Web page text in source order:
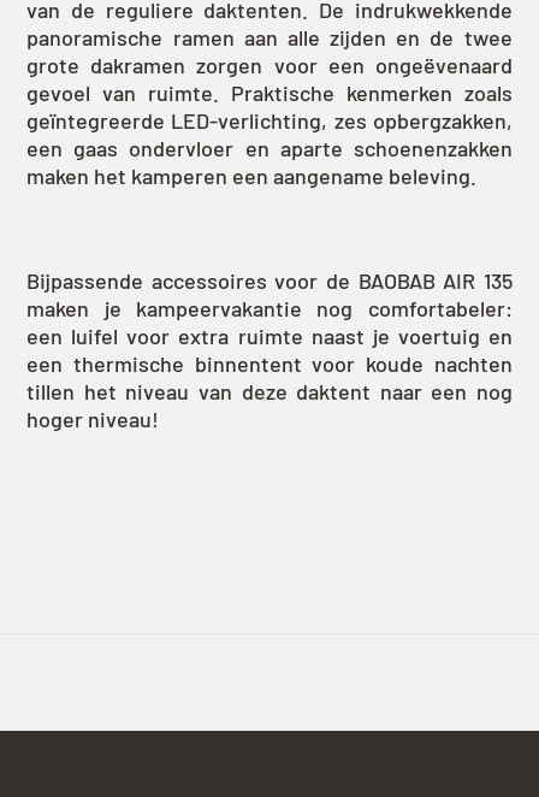
van de reguliere daktenten. De indrukwekkende
panoramische ramen aan alle zijden en de twee
grote dakramen zorgen voor een ongeëvenaard
gevoel van ruimte. Praktische kenmerken zoals
geïntegreerde LED-verlichting, zes opbergzakken,
een gaas ondervloer en aparte schoenenzakken
maken het kamperen een aangename beleving.
Bijpassende accessoires voor de BAOBAB AIR 135
maken je kampeervakantie nog comfortabeler:
een luifel voor extra ruimte naast je voertuig en
een thermische binnentent voor koude nachten
tillen het niveau van deze daktent naar een nog
hoger niveau!